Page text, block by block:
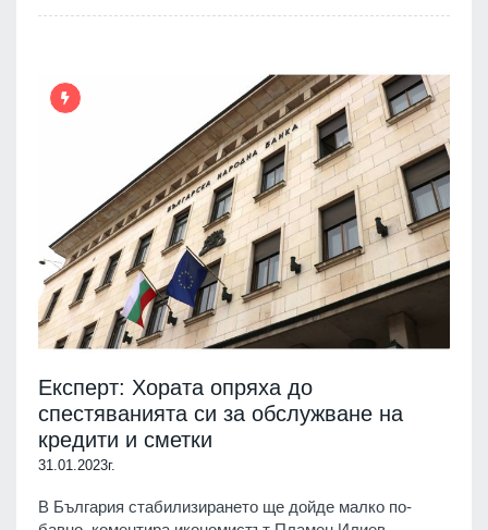
Експерт: Хората опряха до
спестяванията си за обслужване на
кредити и сметки
31.01.2023г.
В България стабилизирането ще дойде малко по-